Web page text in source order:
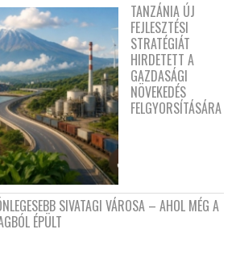
TANZÁNIA ÚJ
FEJLESZTÉSI
STRATÉGIÁT
HIRDETETT A
GAZDASÁGI
NÖVEKEDÉS
FELGYORSÍTÁSÁRA
SIVATAGI VÁROSA – AHOL MÉG A
ÉPÜLT